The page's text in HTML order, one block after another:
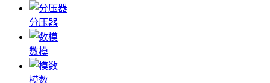
分压器
数模
模数